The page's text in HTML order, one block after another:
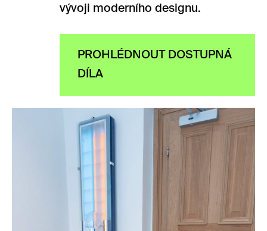
vývoji moderního designu.
PROHLÉDNOUT DOSTUPNÁ
DÍLA